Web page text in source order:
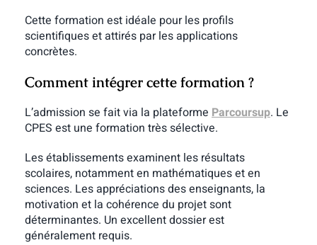
Cette formation est idéale pour les profils
scientifiques et attirés par les applications
concrètes.
Comment intégrer cette formation ?
L’admission se fait via la plateforme Parcoursup. Le
CPES est une formation très sélective.
Les établissements examinent les résultats
scolaires, notamment en mathématiques et en
sciences. Les appréciations des enseignants, la
motivation et la cohérence du projet sont
déterminantes. Un excellent dossier est
généralement requis.